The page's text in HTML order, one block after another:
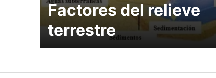
Factores del relieve
terrestre